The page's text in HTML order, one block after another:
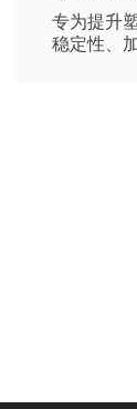
专为提升
稳定性、